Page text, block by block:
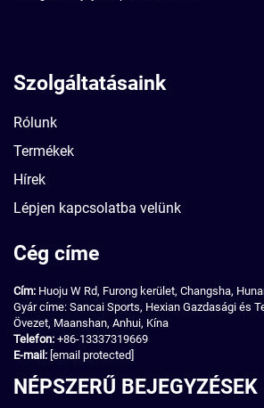
Szolgáltatásaink
Rólunk
Termékek
Hírek
Lépjen kapcsolatba velünk
Cég címe
Cím: Huoju W Rd, Furong kerület, Changsha,
Gyár címe: Sancai Sports, Hexian Gazdasági és
Övezet, Maanshan, Anhui, Kína
Telefon: +86-13337319669
E-mail: [email protected]
NÉPSZERŰ BEJEGYZÉSEK